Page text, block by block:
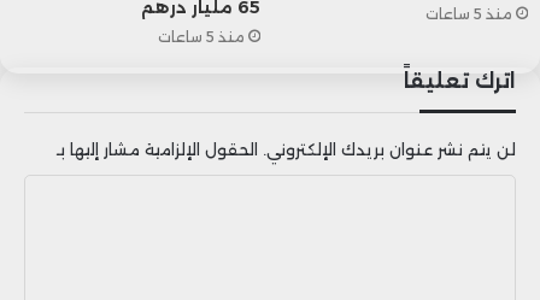
منذ 5 ساعات
65 مليار درهم
منذ 5 ساعات
اترك تعليقاً
لن يتم نشر عنوان بريدك الإلكتروني. الحقول الإلزامية مشار إليها بـ